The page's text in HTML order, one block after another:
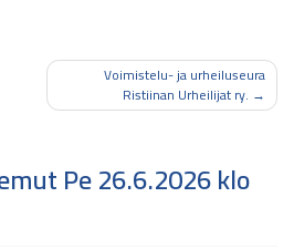
Voimistelu- ja urheiluseura
Ristiinan Urheilijat ry.
Pe 26.6.2026 klo